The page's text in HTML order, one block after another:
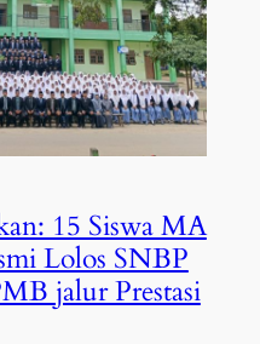
15 Siswa MA
Lolos SNBP
jalur Prestasi